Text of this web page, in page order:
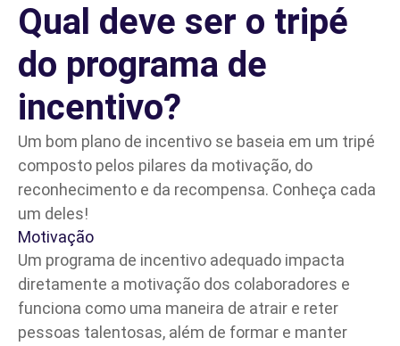
Qual deve ser o tripé
do programa de
incentivo?
Um bom plano de incentivo se baseia em um tripé
composto pelos pilares da motivação, do
reconhecimento e da recompensa. Conheça cada
um deles!
Motivação
Um programa de incentivo adequado impacta
diretamente a motivação dos colaboradores e
funciona como uma maneira de atrair e reter
pessoas talentosas, além de formar e manter